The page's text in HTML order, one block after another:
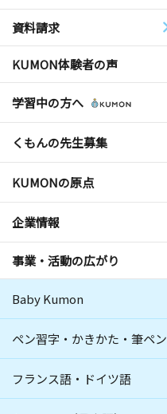
資料請求
KUMON体験者の声
学習中の方へ
くもんの先生募集
KUMONの原点
企業情報
事業・活動の広がり
Baby Kumon
ペン習字・かきかた・筆ペ
フランス語・ドイツ語